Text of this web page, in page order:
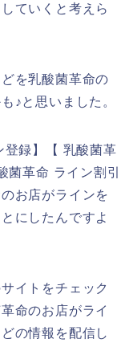
ていくと考えら
を乳酸菌革命の
♪と思いました。
登録】【 乳酸菌革
革命 ライン割引
お店がラインを
にしたんですよ
イトをチェック
命のお店がライ
の情報を配信し